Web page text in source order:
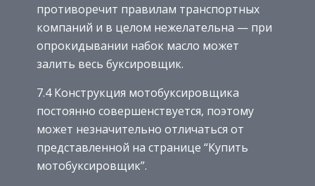
противоречит правилам транспортных
компаний и в целом нежелательна — при
опрокидывании набок масло может
залить весь буксировщик.
7.4 Конструкция мотобуксировщика
постоянно совершенствуется, поэтому
может незначительно отличаться от
представленной на странице “Купить
мотобуксировщик”.